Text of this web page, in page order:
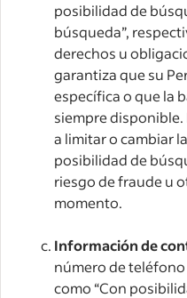
posibilidad de
búsqueda”,
derechos u
garantiza que su
específica o que la
siempre disponible.
a limitar o cambiar
posibilidad de
riesgo de fraude u
momento.
Información de
número de
como “Con